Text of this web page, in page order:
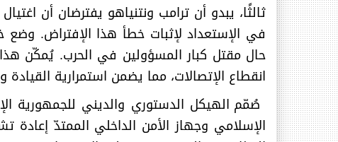
ثالثًا، يبدو أن ترامب ونتنياهو يفترضان أن
في الإستعداد لإثبات خطأ هذا الإفتراض. وضع
حال مقتل كبار المسؤولين في الحرب. يُمكّن
انقطاع الإتصالات، مما يضمن استمرارية القيادة
صُمّم الهيكل الدستوري والديني للجمهورية
الإسلامي وجهاز الأمن الداخلي الممتدّ